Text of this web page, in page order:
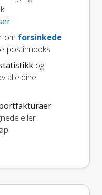
om forsinkede
postinnboks
og
alle dine
eller